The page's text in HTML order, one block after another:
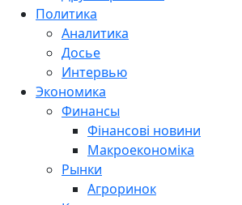
Политика
Аналитика
Досье
Интервью
Экономика
Финансы
Фінансові новини
Макроекономіка
Рынки
Агроринок